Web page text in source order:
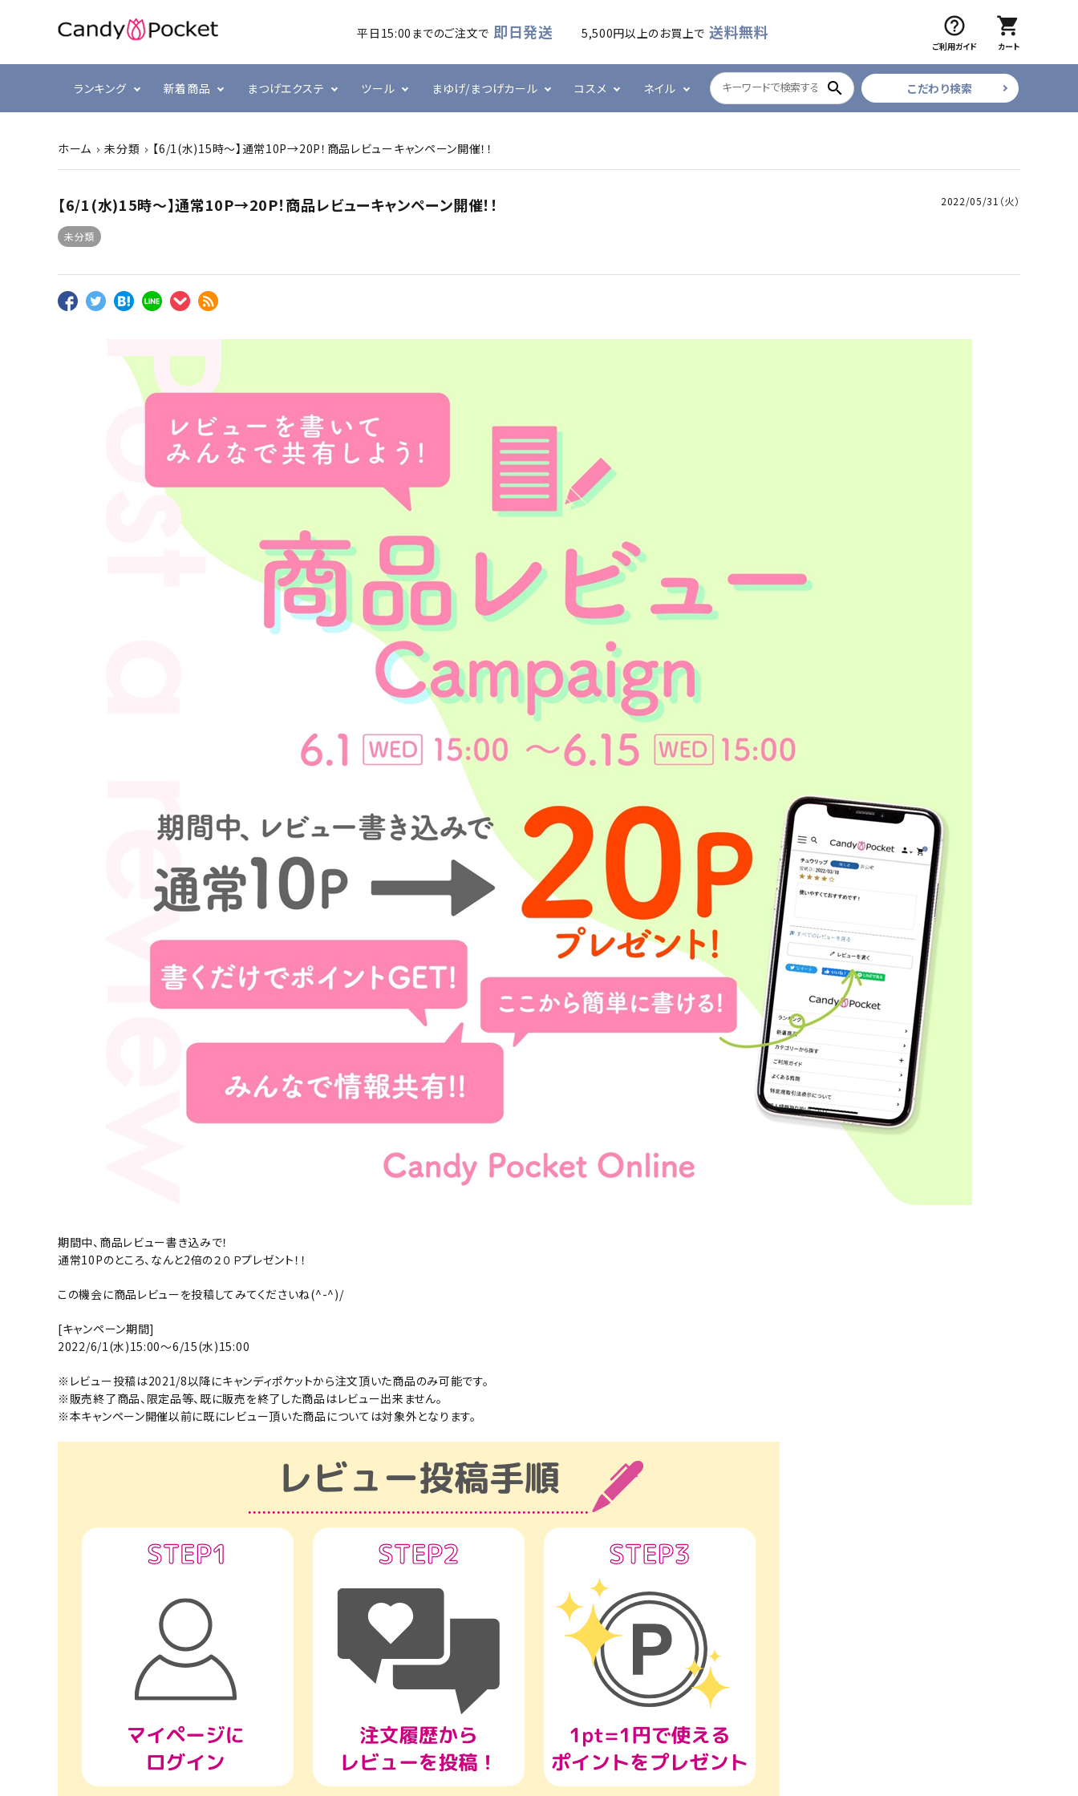
平日15:00までのご注文で 即日発送 5,500円以上のお買上で 送料無料 help_outline
ご利用ガイド
shopping_cart
カート
ランキング 新着商品 まつげエクステ
シングルラッシュ ボリュームラッシュ
ブラウン カラー
ツール
前処理・グルー強化剤 テープ・アイシート
衛生消毒関連 コーム・ブラシ・ブロワー
まゆげ/まつげカール
ラヴァンクール・まゆげ まつげカール
コスメ
まつ毛 スキンケア・メイク
ネイル
プリジェル ミューズシリーズ
プリアンファ ジェルネイル技能検定
search こだわり検索
ホーム 未分類 【6/1(水)15時～】通常10P→20P！商品レビューキャンペーン開催！！
【6/1(水)15時～】通常10P→20P！商品レビューキャンペーン開催！！ 2022/05/31（火）
未分類
期間中、商品レビュー書き込みで！
通常10Pのところ、なんと2倍の２０Ｐプレゼント！！
この機会に商品レビューを投稿してみてくださいね(^-^)/
[キャンペーン期間]
2022/6/1(水)15:00～6/15(水)15:00
※レビュー投稿は2021/8以降にキャンディポケットから注文頂いた商品のみ可能です。
※販売終了商品、限定品等、既に販売を終了した商品はレビュー出来ません。
※本キャンペーン開催以前に既にレビュー頂いた商品については対象外となります。